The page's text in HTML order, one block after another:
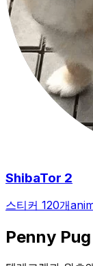
ShibaTor 2
스티커 120개
Penny Pug